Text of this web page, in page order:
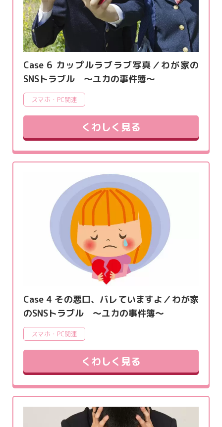
Case 6 カップルラブラブ写真／わが家の
SNSトラブル ～ユカの事件簿～
スマホ・PC関連
くわしく見る
Case 4 その悪口、バレていますよ／わが家
のSNSトラブル ～ユカの事件簿～
スマホ・PC関連
くわしく見る